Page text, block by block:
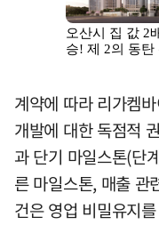
계약에 따라 리가켐
개발에 대한 독점적
과 단기 마일스톤(단
른 마일스톤, 매출 관
건은 영업 비밀유지